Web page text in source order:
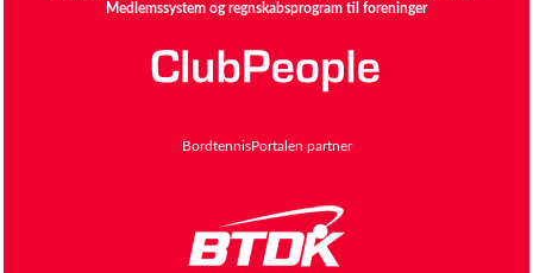
Medlemssystem og regnskabsprogram til foreninger
BordtennisPortalen partner